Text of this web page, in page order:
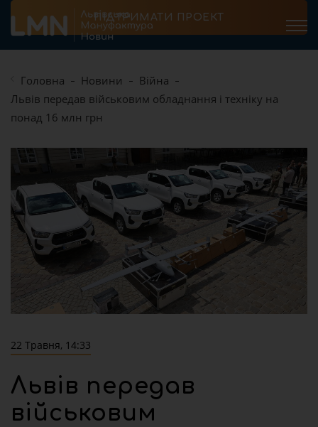
ПІДТРИМАТИ ПРОЕКТ
Головна Новини
Війна
Львів передав військовим обладнання і техніку на
понад 16 млн грн
22 Травня, 14:33
Львів передав
військовим